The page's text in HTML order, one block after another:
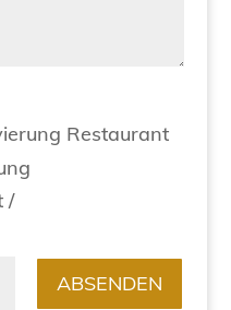
Restaurant
/
ABSENDEN